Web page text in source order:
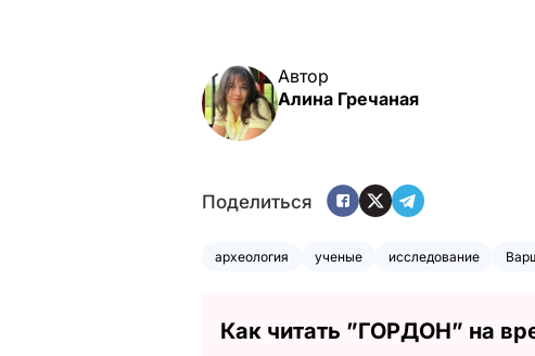
Автор
Алина Гречаная
Поделиться
археология ученые исследование
Как читать ”ГОРДОН” на